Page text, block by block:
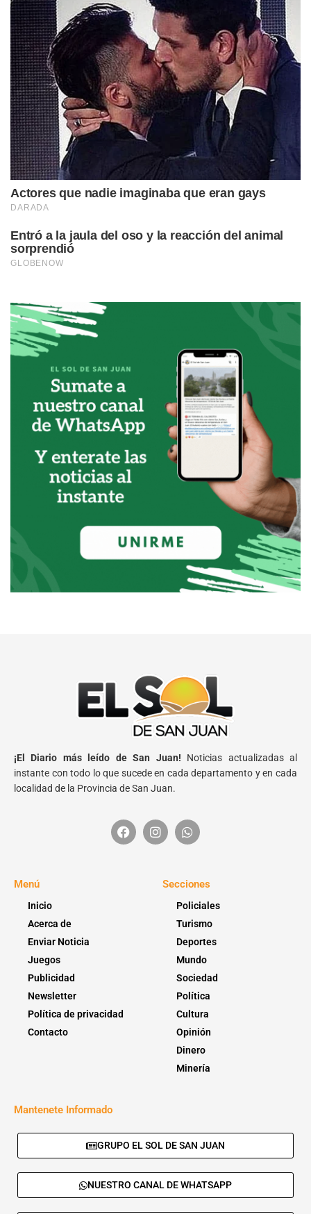
¡El Diario más leído de San Juan! Noticias actualizadas al
instante con todo lo que sucede en cada departamento y en cada
localidad de la Provincia de San Juan.
Menú
Inicio
Acerca de
Enviar Noticia
Juegos
Publicidad
Newsletter
Política de privacidad
Contacto
Secciones
Policiales
Turismo
Deportes
Mundo
Sociedad
Política
Cultura
Opinión
Dinero
Minería
Mantenete Informado
GRUPO EL SOL DE SAN JUAN
NUESTRO CANAL DE WHATSAPP